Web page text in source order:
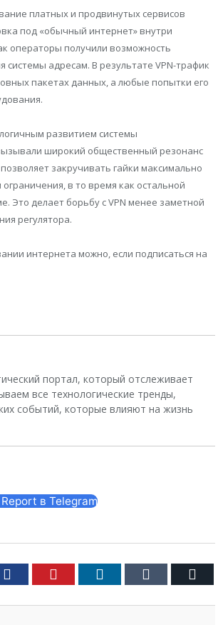
платных и продвинутых сервисов
под «обычный интернет» внутри
операторы получили возможность
адресам. В результате VPN-трафик
пакетах данных, а любые попытки его
развитием системы
широкий общественный резонанс
закручивать гайки максимально
в то время как остальной
Это делает борьбу с VPN менее заметной
регулятора.
интернета можно, если подписаться на
портал, который отслеживает
все технологические тренды,
событий, которые влияют на жизнь
в Telegram
Facebook Pinterest LinkedIn Tumblr